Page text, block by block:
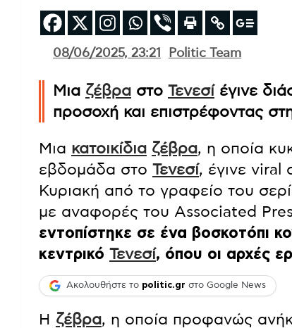
08/06/2025, 23:21 Politic Team
Μια ζέβρα στο Τενεσίέγινε
προσοχή και επιστρέφοντας
Μια κατοικίδια ζέβρα, η οποία
εβδομάδα στο Τενεσί, έγινε viral
Κυριακή από το γραφείο του
με αναφορές του Associated
εντοπίστηκε σε ένα βοσκοτόπι
κεντρικό Τενεσί, όπου οι αρχές
Ακολουθήστε το politic.gr στο Google News
Η ζέβρα, η οποία προφανώς